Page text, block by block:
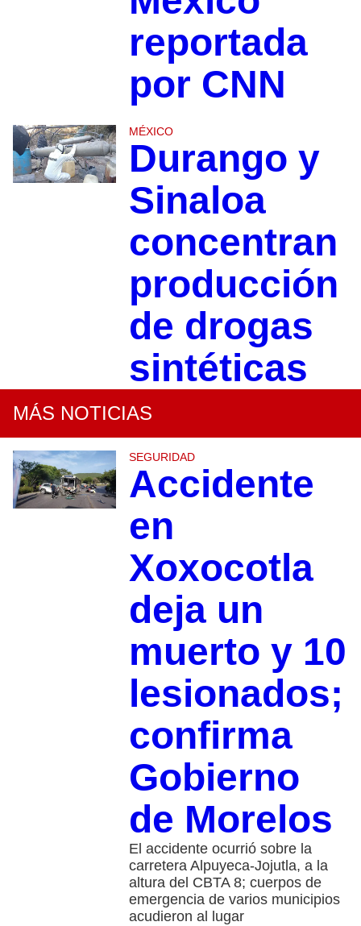
reportada
por CNN
MÉXICO
Durango y
Sinaloa
concentran
producción
de drogas
sintéticas
MÁS NOTICIAS
SEGURIDAD
Accidente
en
Xoxocotla
deja un
muerto y 10
lesionados;
confirma
Gobierno
de Morelos
El accidente ocurrió sobre la
carretera Alpuyeca-Jojutla, a la
altura del CBTA 8; cuerpos de
emergencia de varios municipios
acudieron al lugar